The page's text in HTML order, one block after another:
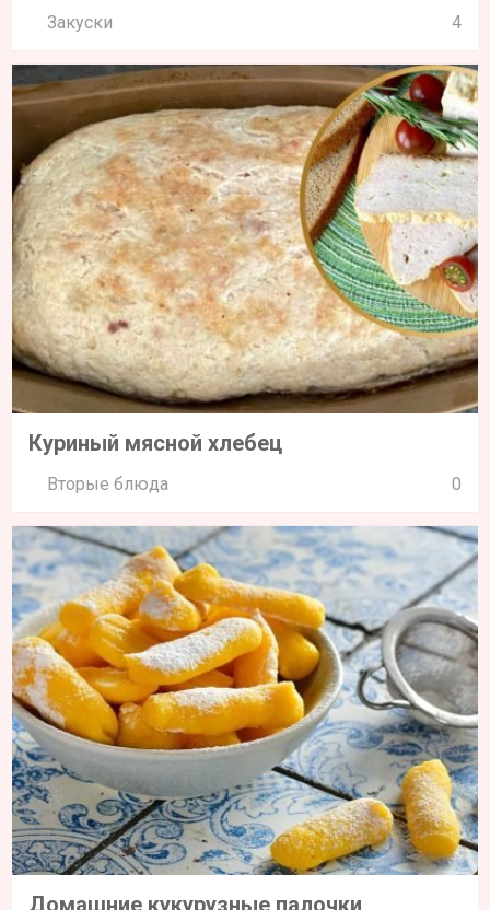
Закуски 4
Куриный мясной хлебец
Вторые блюда 0
Домашние кукурузные палочки